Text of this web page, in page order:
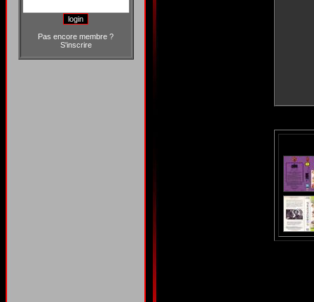
Pas encore membre ?
S'inscrire